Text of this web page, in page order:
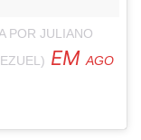
POR JULIANO
EM AGO